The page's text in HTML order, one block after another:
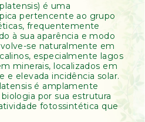
é uma
pertencente ao grupo
frequentemente
à sua aparência e modo
se naturalmente em
especialmente lagos
minerais, localizados em
e elevada incidência solar.
é amplamente
por sua estrutura
fotossintética que